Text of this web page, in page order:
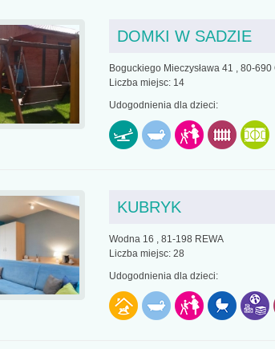
DOMKI W SADZIE
Boguckiego Mieczysława 41 , 80-690
Liczba miejsc: 14
Udogodnienia dla dzieci:
KUBRYK
Wodna 16 , 81-198 REWA
Liczba miejsc: 28
Udogodnienia dla dzieci: